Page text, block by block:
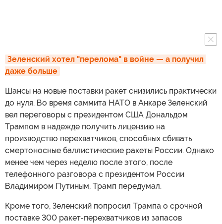
Зеленский хотел "перелома" в войне — а получил
даже больше
Шансы на новые поставки ракет снизились практически
до нуля. Во время саммита НАТО в Анкаре Зеленский
вел переговоры с президентом США Дональдом
Трампом в надежде получить лицензию на
производство перехватчиков, способных сбивать
смертоносные баллистические ракеты России. Однако
менее чем через неделю после этого, после
телефонного разговора с президентом России
Владимиром Путиным, Трамп передумал.
Кроме того, Зеленский попросил Трампа о срочной
поставке 300 ракет-перехватчиков из запасов